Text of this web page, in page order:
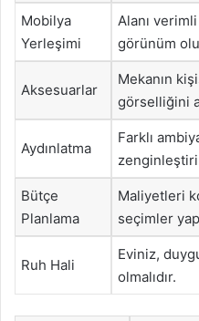
Mobilya
Yerleşimi
Alanı
görünüm
Aksesuarlar
Mekanın
görselliğini
Aydınlatma
Farklı
Bütçe
Planlama
Maliyetleri
seçimler
Ruh Hali
Eviniz,
olmalıdır.